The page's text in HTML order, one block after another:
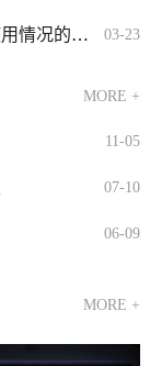
03-23
况的通知
MORE +
11-05
07-10
06-09
MORE +